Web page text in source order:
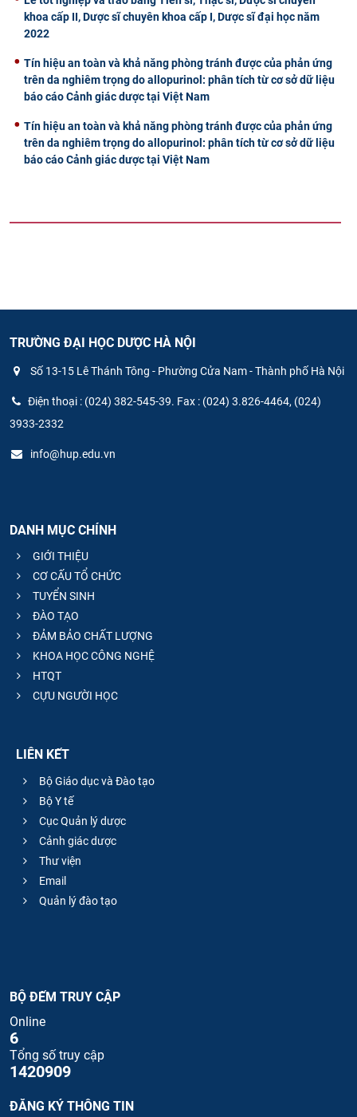
khoa cấp II, Dược sĩ chuyên khoa cấp I, Dược sĩ đại học năm
2022
Tín hiệu an toàn và khả năng phòng tránh được của phản ứng
trên da nghiêm trọng do allopurinol: phân tích từ cơ sở dữ liệu
báo cáo Cảnh giác dược tại Việt Nam
Tín hiệu an toàn và khả năng phòng tránh được của phản ứng
trên da nghiêm trọng do allopurinol: phân tích từ cơ sở dữ liệu
báo cáo Cảnh giác dược tại Việt Nam
TRƯỜNG ĐẠI HỌC DƯỢC HÀ NỘI
Số 13-15 Lê Thánh Tông - Phường Cửa Nam - Thành phố Hà Nội
Điện thoại : (024) 382-545-39. Fax : (024) 3.826-4464, (024)
3933-2332
info@hup.edu.vn
DANH MỤC CHÍNH
GIỚI THIỆU
CƠ CẤU TỔ CHỨC
TUYỂN SINH
ĐÀO TẠO
ĐẢM BẢO CHẤT LƯỢNG
KHOA HỌC CÔNG NGHỆ
HTQT
CỰU NGƯỜI HỌC
LIÊN KẾT
Bộ Giáo dục và Đào tạo
Bộ Y tế
Cục Quản lý dược
Cảnh giác dược
Thư viện
Email
Quản lý đào tạo
BỘ ĐẾM TRUY CẬP
Online
6
Tổng số truy cập
1420909
ĐĂNG KÝ THÔNG TIN